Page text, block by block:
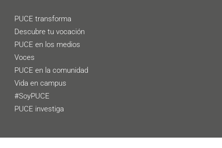
PUCE transforma
Descubre tu vocación
PUCE en los medios
Voces
PUCE en la comunidad
Vida en campus
#SoyPUCE
PUCE investiga